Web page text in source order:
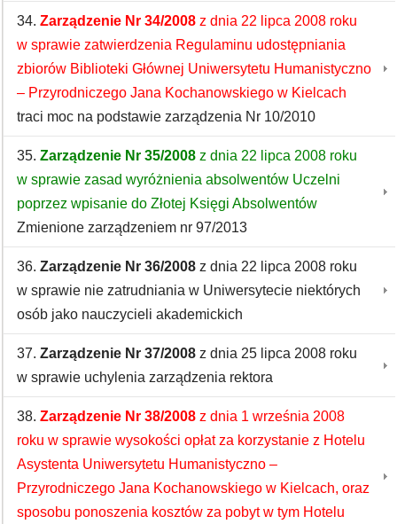
34. Zarządzenie Nr 34/2008 z dnia 22 lipca 2008 roku
w sprawie zatwierdzenia Regulaminu udostępniania
zbiorów Biblioteki Głównej Uniwersytetu Humanistyczno
– Przyrodniczego Jana Kochanowskiego w Kielcach
traci moc na podstawie zarządzenia Nr 10/2010
35. Zarządzenie Nr 35/2008 z dnia 22 lipca 2008 roku
w sprawie zasad wyróżnienia absolwentów Uczelni
poprzez wpisanie do Złotej Księgi Absolwentów
Zmienione zarządzeniem nr 97/2013
36. Zarządzenie Nr 36/2008 z dnia 22 lipca 2008 roku
w sprawie nie zatrudniania w Uniwersytecie niektórych
osób jako nauczycieli akademickich
37. Zarządzenie Nr 37/2008 z dnia 25 lipca 2008 roku
w sprawie uchylenia zarządzenia rektora
38. Zarządzenie Nr 38/2008 z dnia 1 września 2008
roku w sprawie wysokości opłat za korzystanie z Hotelu
Asystenta Uniwersytetu Humanistyczno –
Przyrodniczego Jana Kochanowskiego w Kielcach, oraz
sposobu ponoszenia kosztów za pobyt w tym Hotelu